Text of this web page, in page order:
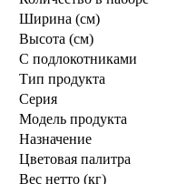
Ширина (см)
Высота (см)
С подлокотниками
Тип продукта
Серия
Модель продукта
Назначение
Цветовая палитра
Вес нетто (кг)